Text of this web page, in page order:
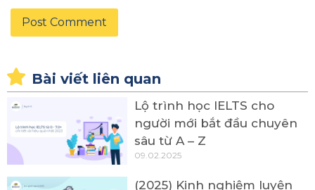
Bài viết liên quan
Lộ trình học IELTS cho
người mới bắt đầu chuyên
sâu từ A – Z
09.02.2025
(2025) Kinh nghiệm luyện